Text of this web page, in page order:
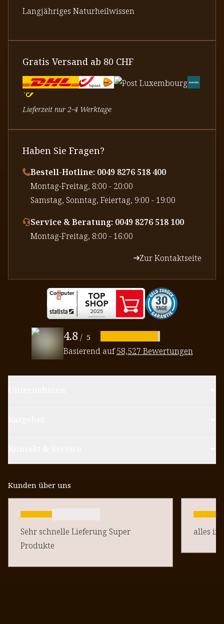
Langjähriges Naturheilwissen
Gratis Versand ab 80 CHF
Lieferzeit nur 2-4 Werktage
Haben Sie Fragen?
Bestell-Hotline: 0049 8276 518 400
⁠Montag-Freitag, 8:00 - 20:00
⁠Samstag, Sonntag, Feiertag, 9:00 - 19:00
Service & Beratung: 0049 8276 518 100
⁠Montag-Freitag, 8:00 - 16:00
Zur Kontaktseite
4.8 / 5
Basierend auf58,527 Bewertungen
Kunden über uns
Sehr schnelle Lieferung Super
Produkte
alles in